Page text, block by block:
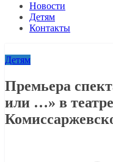
Новости
Детям
Контакты
Детям
Премьера
или …» в